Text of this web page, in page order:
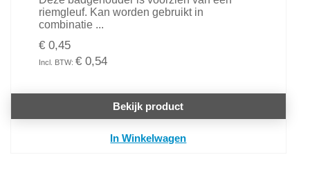
riemgleuf. Kan worden gebruikt in
combinatie ...
€ 0,45
€ 0,54
Bekijk product
In Winkelwagen